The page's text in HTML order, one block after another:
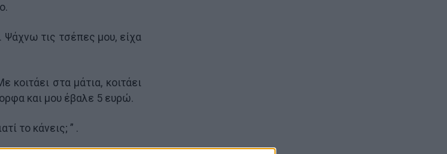
Ψάχνω τις τσέπες μου, είχα
στα μάτια, κοιτάει
και μου έβαλε 5 ευρώ.
το κάνεις; ” .